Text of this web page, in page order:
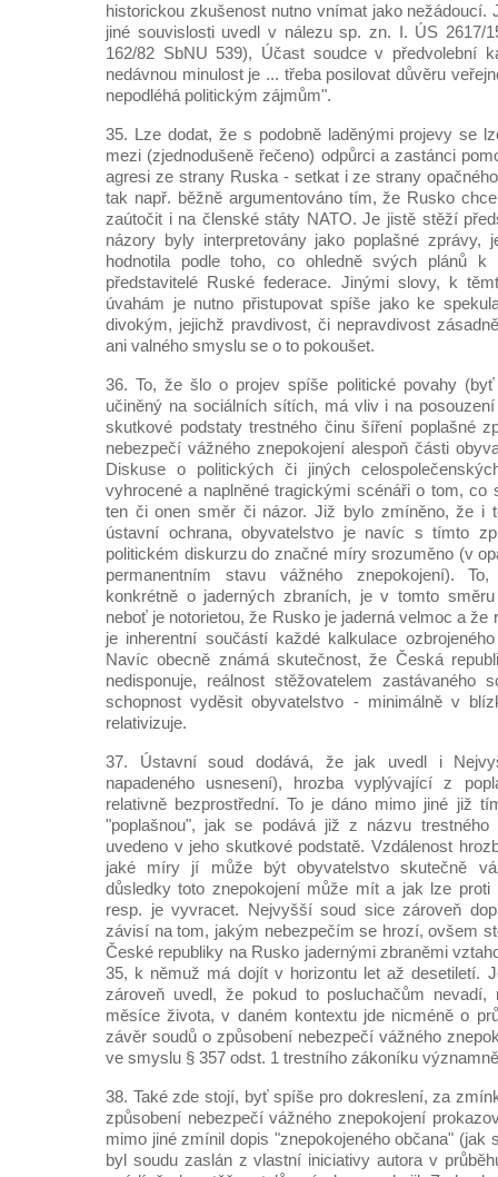
historickou zkušenost nutno vnímat jako
jiné souvislosti uvedl v nálezu sp. zn. I. ÚS 2617/
162/82 SbNU 539), Účast soudce v předvolební
nedávnou minulost je ... třeba posilovat důvěru
nepodléhá politickým zájmům".
35. Lze dodat, že s podobně laděnými projevy se
mezi (zjednodušeně řečeno) odpůrci a zastánci
agresi ze strany Ruska - setkat i ze strany
tak např. běžně argumentováno tím, že Rusko
zaútočit i na členské státy NATO. Je jistě stěží
názory byly interpretovány jako poplašné zprávy,
hodnotila podle toho, co ohledně svých plánů k
představitelé Ruské federace. Jinými slovy, k
úvahám je nutno přistupovat spíše jako ke
divokým, jejichž pravdivost, či nepravdivost
ani valného smyslu se o to pokoušet.
36. To, že šlo o projev spíše politické povahy
učiněný na sociálních sítích, má vliv i na
skutkové podstaty trestného činu šíření poplašné
nebezpečí vážného znepokojení alespoň části
Diskuse o politických či jiných
vyhrocené a naplněné tragickými scénáři o tom, co
ten či onen směr či názor. Již bylo zmíněno, že i
ústavní ochrana, obyvatelstvo je navíc s tímto
politickém diskurzu do značné míry srozuměno (v
permanentním stavu vážného znepokojení).
konkrétně o jaderných zbraních, je v tomto
neboť je notorietou, že Rusko je jaderná velmoc a že
je inherentní součástí každé kalkulace
Navíc obecně známá skutečnost, že Česká
nedisponuje, reálnost stěžovatelem
schopnost vyděsit obyvatelstvo - minimálně v
relativizuje.
37. Ústavní soud dodává, že jak uvedl i
napadeného usnesení), hrozba vyplývající z
relativně bezprostřední. To je dáno mimo jiné již
"poplašnou", jak se podává již z názvu
uvedeno v jeho skutkové podstatě. Vzdálenost
jaké míry jí může být obyvatelstvo skutečně
důsledky toto znepokojení může mít a jak lze proti
resp. je vyvracet. Nejvyšší soud sice zároveň
závisí na tom, jakým nebezpečím se hrozí, ovšem
České republiky na Rusko jadernými zbraněmi
35, k němuž má dojít v horizontu let až desetiletí.
zároveň uvedl, že pokud to posluchačům
měsíce života, v daném kontextu jde nicméně o
závěr soudů o způsobení nebezpečí vážného
ve smyslu § 357 odst. 1 trestního zákoníku
38. Také zde stojí, byť spíše pro dokreslení, za
způsobení nebezpečí vážného znepokojení
mimo jiné zmínil dopis "znepokojeného občana" (jak
byl soudu zaslán z vlastní iniciativy autora v